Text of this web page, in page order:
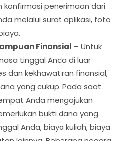
konfirmasi penerimaan dari
melalui surat aplikasi, foto
Finansial – Untuk
tinggal Anda di luar
dan kekhawatiran finansial,
yang cukup. Pada saat
Anda mengajukan
bukti dana yang
Anda, biaya kuliah, biaya